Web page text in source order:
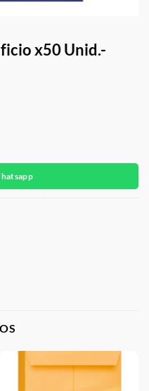
x50 Unid.-